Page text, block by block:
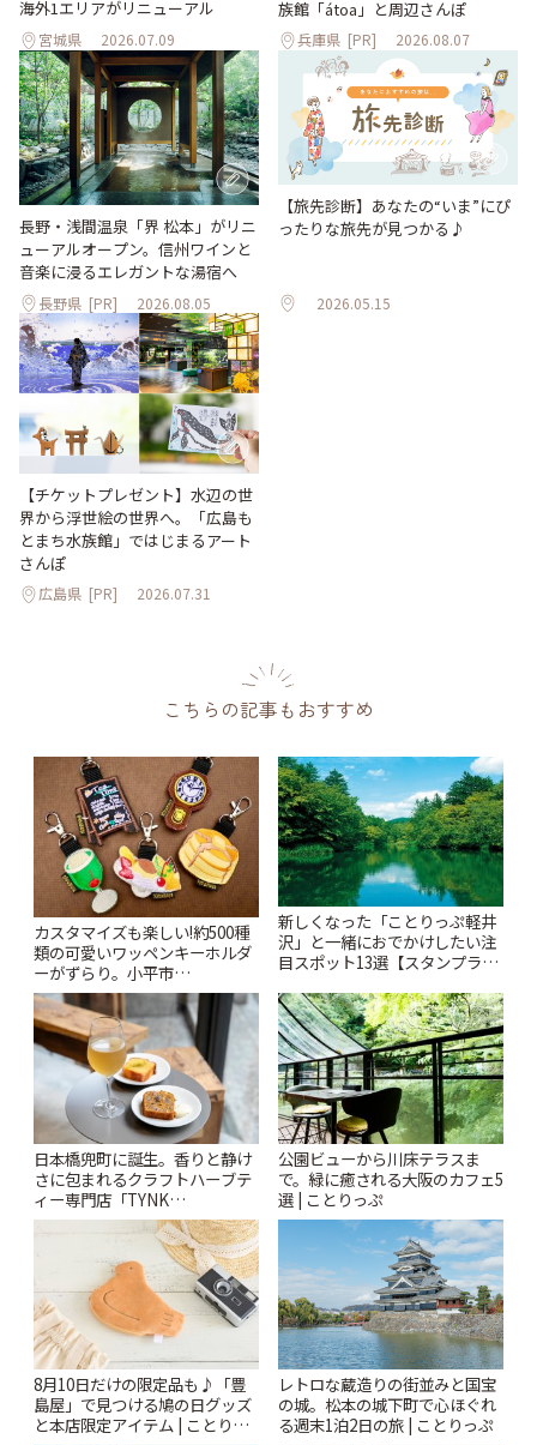
海外1エリアがリニューアル
宮城県 2026.07.09
族館「átoa」と周辺さんぽ
兵庫県 [PR] 2026.08.07
長野・浅間温泉「界 松本」がリニ
ューアルオープン。信州ワインと
音楽に浸るエレガントな湯宿へ
長野県 [PR] 2026.08.05
【旅先診断】あなたの“いま”にぴ
ったりな旅先が見つかる♪
2026.05.15
【チケットプレゼント】水辺の世
界から浮世絵の世界へ。「広島も
とまち水族館」ではじまるアート
さんぽ
広島県 [PR] 2026.07.31
こちらの記事もおすすめ
カスタマイズも楽しい!約500種
類の可愛いワッペンキーホルダ
ーがずらり。小平市
「Kimamaya T&K」 | ことりっ
ぷ
新しくなった「ことりっぷ軽井
沢」と一緒におでかけしたい注
目スポット13選【スタンプラリ
日本橋兜町に誕生。香りと静け
さに包まれるクラフトハーブテ
ィー専門店「TYNK
Kabutocho」 | ことりっぷ
公園ビューから川床テラスま
で。緑に癒される大阪のカフェ5
選 | ことりっぷ
8月10日だけの限定品も♪「豊
島屋」で見つける鳩の日グッズ
と本店限定アイテム | ことりっ
レトロな蔵造りの街並みと国宝
の城。松本の城下町で心ほぐれ
る週末1泊2日の旅 | ことりっぷ